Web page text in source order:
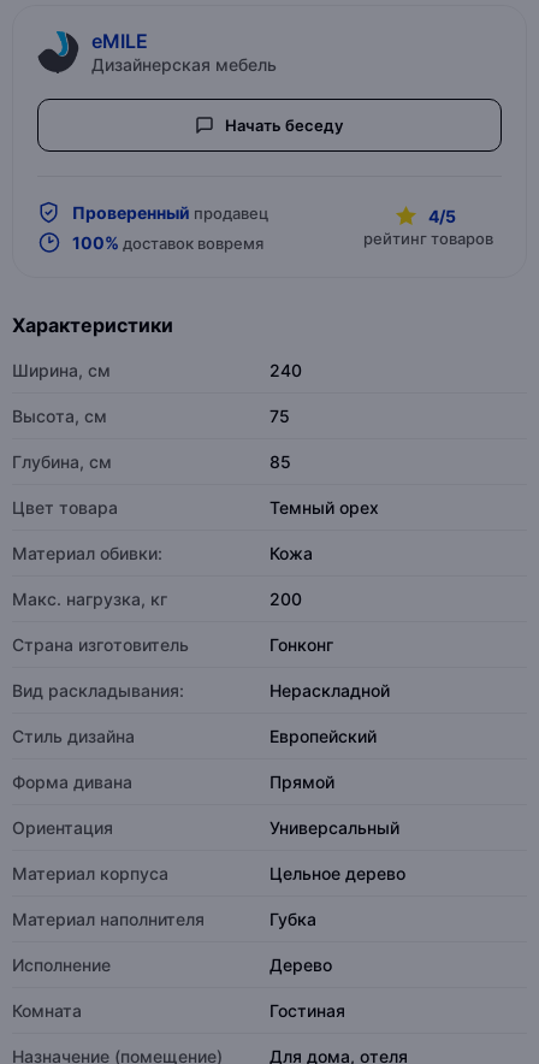
eMILE
Дизайнерская мебель
Начать беседу
Проверенный продавец
100% доставок вовремя
4/5
рейтинг товаров
Характеристики
Ширина, см 240
Высота, см 75
Глубина, см 85
Цвет товара Темный орех
Материал обивки: Кожа
Макс. нагрузка, кг 200
Страна изготовитель Гонконг
Вид раскладывания: Нераскладной
Стиль дизайна Европейский
Форма дивана Прямой
Ориентация Универсальный
Материал корпуса Цельное дерево
Материал наполнителя Губка
Исполнение Дерево
Комната Гостиная
Назначение (помещение) Для дома, отеля